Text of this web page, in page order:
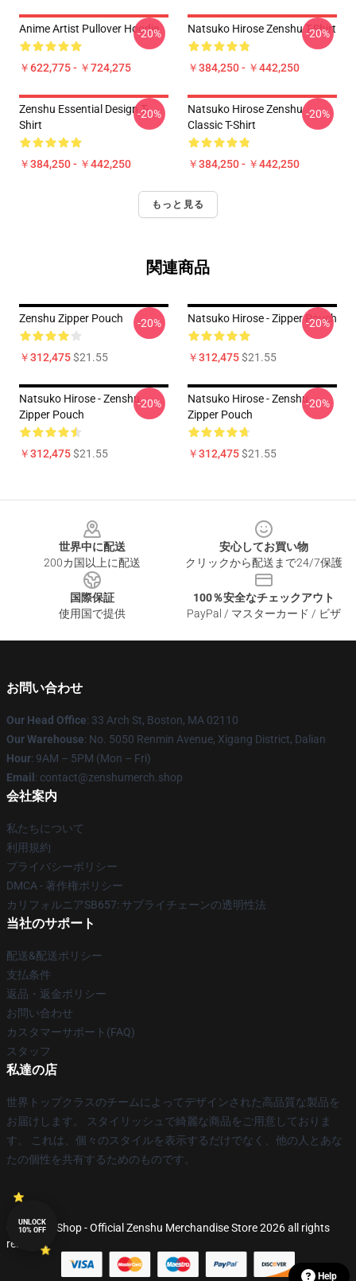
Anime Artist Pullover Hoodie
￥622,775 - ￥724,275
-20% Natsuko Hirose Zenshu T-Shirt
￥384,250 - ￥442,250
-20%
Zenshu Essential Design T-
Shirt
￥384,250 - ￥442,250
-20%
Natsuko Hirose Zenshu
Classic T-Shirt
￥384,250 - ￥442,250
-20%
もっと見る
関連商品
Zenshu Zipper Pouch
￥312,475$21.55
-20% Natsuko Hirose - Zipper Pouch
￥312,475$21.55
-20%
Natsuko Hirose - Zenshu
Zipper Pouch
￥312,475$21.55
-20%
Natsuko Hirose - Zenshu
Zipper Pouch
￥312,475$21.55
-20%
世界中に配送
200カ国以上に配送
安心してお買い物
クリックから配送まで24/7保護
国際保証
使用国で提供
100％安全なチェックアウト
PayPal / マスターカード / ビザ
お問い合わせ
Our Head Office: 33 Arch St, Boston, MA 02110
Our Warehouse: No. 5050 Renmin Avenue, Xigang District, Dalian
Hour: 9AM – 5PM (Mon – Fri)
Email : contact@zenshumerch.shop
会社案内
私たちについて
利用規約
プライバシーポリシー
DMCA - 著作権ポリシー
カリフォルニアSB657: サプライチェーンの透明性法
当社のサポート
配送&配送ポリシー
支払条件
返品・返金ポリシー
お問い合わせ
カスタマーサポート(FAQ)
スタッフ
私達の店
世界トップクラスのチームによってデザインされた高品質な製品を
お届けします。 スタイリッシュで綺麗な商品をご用意しておりま
す。 これは、個々のスタイルを表示するだけでなく、他の人とあな
たの個性を共有するためのものです。
© Zenshu Shop - Official Zenshu Merchandise Store 2026 all rights
reserved
Help
UNLOCK
10% OFF